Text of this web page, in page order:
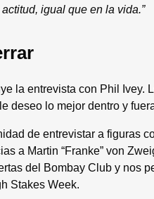
igual que en la vida.”
la entrevista con Phil Ivey.
deseo lo mejor dentro y
de entrevistar a figuras
a Martin “Franke” von
del Bombay Club y nos
Stakes Week.